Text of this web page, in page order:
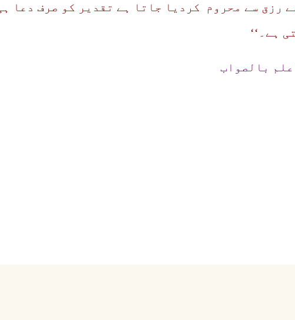
رزق سے محروم کردیا جاتا ہے تقدیر کو صرف دعا
ہے۔‘‘
بالصواب